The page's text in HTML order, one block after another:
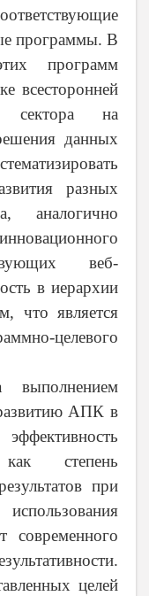
программы. В
программ
всесторонней
сектора на
данных
разных
аналогично
веб-
в иерархии
что является
целевого
АПК в
степень
при
современного
целей